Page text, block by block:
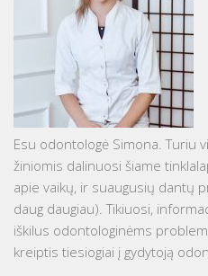
Esu odontologė Simona. Turiu
žiniomis dalinuosi šiame
apie vaikų, ir suaugusių dantų
daug daugiau). Tikiuosi,
iškilus odontologinėms
kreiptis tiesiogiai į gydytoją